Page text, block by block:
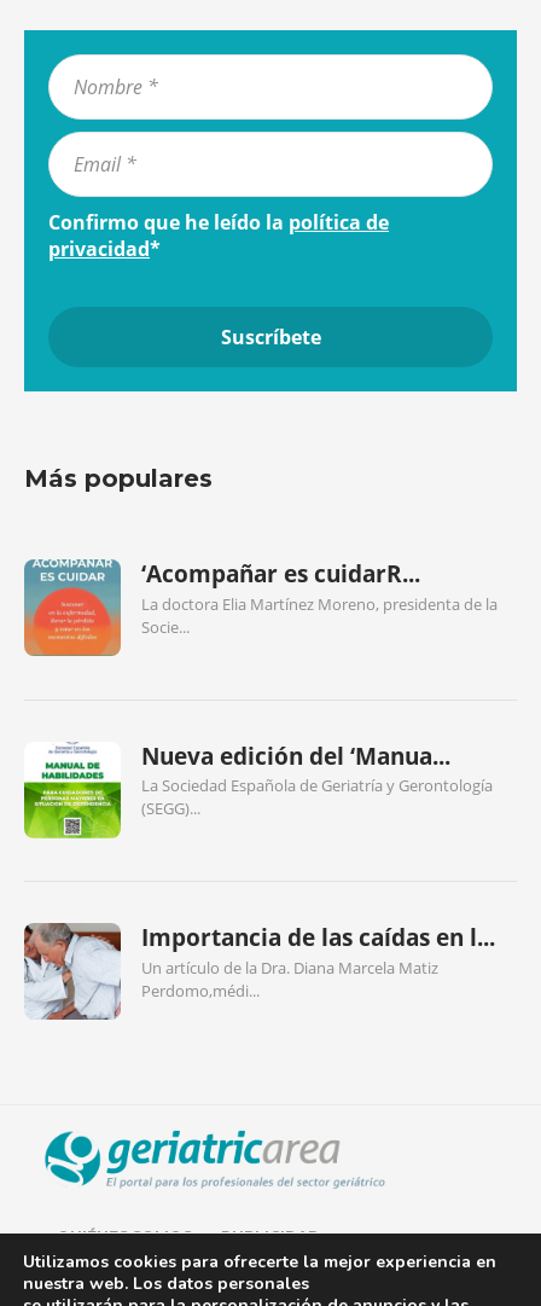
Confirmo que he leído la política de
privacidad*
Más populares
‘Acompañar es cuidarR...
La doctora Elia Martínez Moreno, presidenta de la
Socie...
Nueva edición del ‘Manua...
La Sociedad Española de Geriatría y Gerontología
(SEGG)...
Importancia de las caídas en l...
Un artículo de la Dra. Diana Marcela Matiz
Perdomo,médi...
QUIÉNES SOMOS PUBLICIDAD
AVISO LEGAL
Utilizamos cookies para ofrecerte la mejor experiencia en
nuestra web. Los datos personales